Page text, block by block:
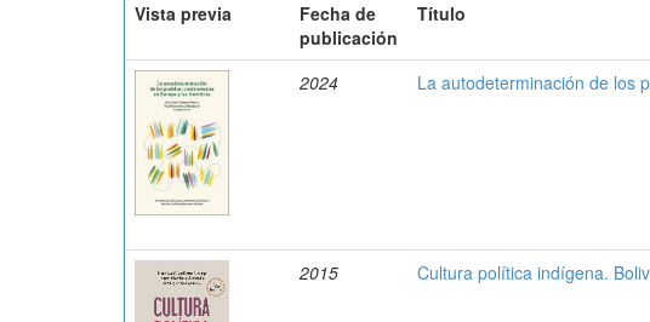
Vista previa
Fecha de
publicación
Título
2024 La autodeterminación de los
2015
Cultura política indígena.